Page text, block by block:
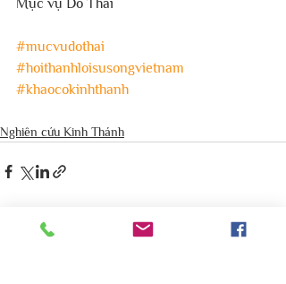
Mục vụ Do Thái
#mucvudothai
#hoithanhloisusongvietnam
#khaocokinhthanh
Nghiên cứu Kinh Thánh